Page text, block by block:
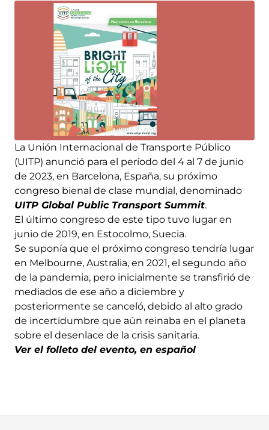
La Unión Internacional de Transporte Público
(UITP) anunció para el período del 4 al 7 de junio
de 2023, en Barcelona, ​​España, su próximo
congreso bienal de clase mundial, denominado
UITP Global Public Transport Summit.
El último congreso de este tipo tuvo lugar en
junio de 2019, en Estocolmo, Suecia.
Se suponía que el próximo congreso tendría lugar
en Melbourne, Australia, en 2021, el segundo año
de la pandemia, pero inicialmente se transfirió de
mediados de ese año a diciembre y
posteriormente se canceló, debido al alto grado
de incertidumbre que aún reinaba en el planeta
sobre el desenlace de la crisis sanitaria.
Ver el folleto del evento, en español